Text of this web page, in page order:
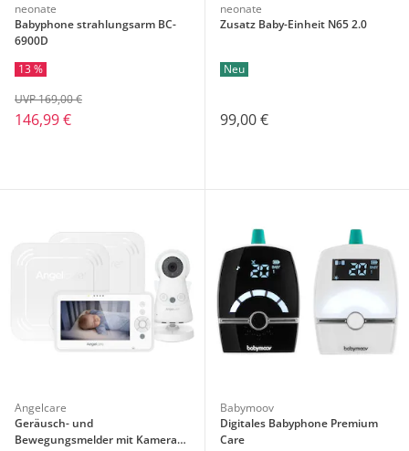
neonate
Babyphone strahlungsarm BC-
6900D
13 %
146,99 €
UVP 169,00 €
neonate
Zusatz Baby-Einheit N65 2.0
Neu
99,00 €
Angelcare
Geräusch- und
Bewegungsmelder mit Kamera
Babymoov
Digitales Babyphone Premium
Care